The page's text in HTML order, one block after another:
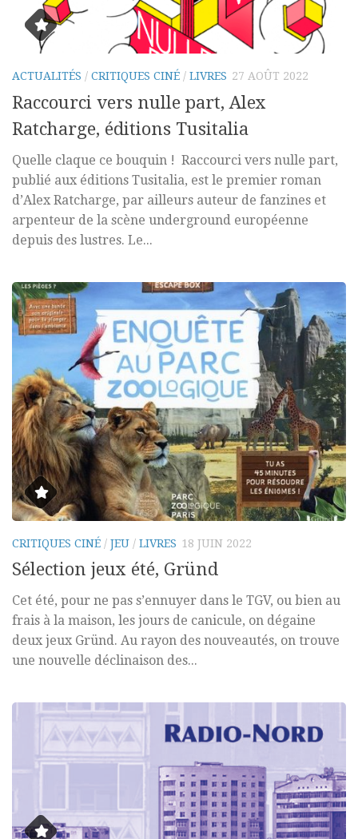
ACTUALITÉS / CRITIQUES CINÉ / LIVRES 27 AOÛT 2022
Raccourci vers nulle part, Alex
Ratcharge, éditions Tusitalia
Quelle claque ce bouquin ! Raccourci vers nulle part,
publié aux éditions Tusitalia, est le premier roman
d’Alex Ratcharge, par ailleurs auteur de fanzines et
arpenteur de la scène underground européenne
depuis des lustres. Le...
CRITIQUES CINÉ / JEU / LIVRES 18 JUIN 2022
Sélection jeux été, Gründ
Cet été, pour ne pas s’ennuyer dans le TGV, ou bien au
frais à la maison, les jours de canicule, on dégaine
deux jeux Gründ. Au rayon des nouveautés, on trouve
une nouvelle déclinaison des...